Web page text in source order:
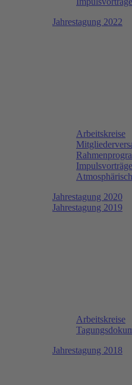
Jahrestagung 2022
Arbeitskreise
Impulsvorträge
Jahrestagung 2020
Jahrestagung 2019
Arbeitskreise
Jahrestagung 2018